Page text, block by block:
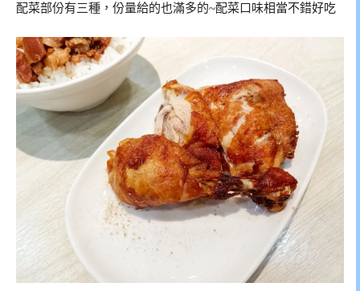
配菜部份有三種，份量給的也滿多的~配菜口味相當不錯好吃